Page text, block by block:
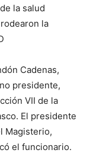
la salud
la
Cadenas,
presidente,
VII de la
El presidente
Magisterio,
el funcionario.